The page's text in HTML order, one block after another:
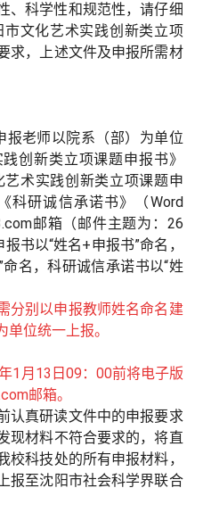
、科学性和规范性，请仔细
文化艺术实践创新类立项
求，上述文件及申报所需材
报老师以院系（部）为单位
创新类立项课题申报书》
艺术实践创新类立项课题申
科研诚信承诺书》（Word
邮箱（邮件主题为：26
书以“姓名+申报书”命名，
名，科研诚信承诺书以“姓
分别以申报教师姓名命名建
位统一上报。
1月13日09：00前将电子版
邮箱。
认真研读文件中的申报要求
现材料不符合要求的，将直
科技处的所有申报材料，
报至沈阳市社会科学界联合